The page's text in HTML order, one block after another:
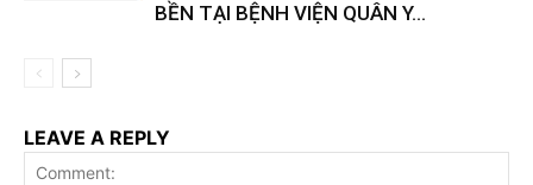
BỀN TẠI BỆNH VIỆN QUÂN Y...
LEAVE A REPLY